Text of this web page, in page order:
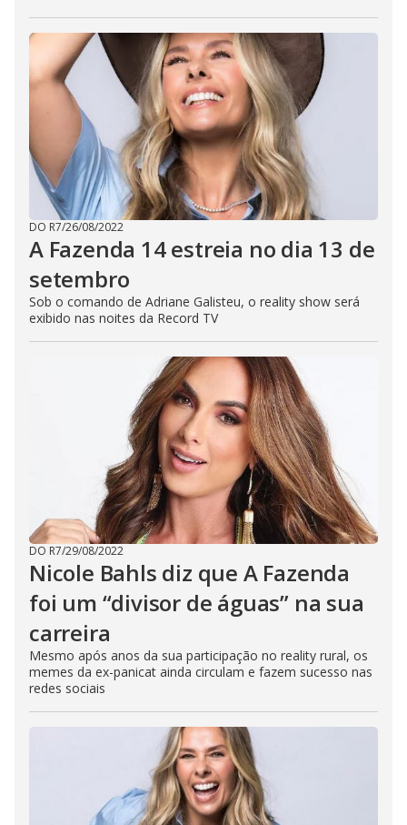
DO R7/26/08/2022
A Fazenda 14 estreia no dia 13 de
setembro
Sob o comando de Adriane Galisteu, o reality show será
exibido nas noites da Record TV
DO R7/29/08/2022
Nicole Bahls diz que A Fazenda
foi um “divisor de águas” na sua
carreira
Mesmo após anos da sua participação no reality rural, os
memes da ex-panicat ainda circulam e fazem sucesso nas
redes sociais